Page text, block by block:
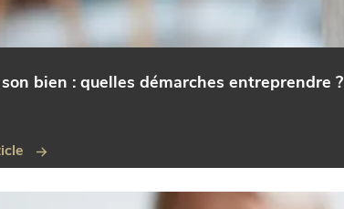
bien : quelles démarches entreprendre ?